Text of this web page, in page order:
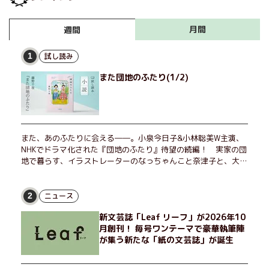
週間 月間
1 試し読み
また団地のふたり(1/2)
また、あのふたりに会える――。小泉今日子&小林聡美W主演、
NHKでドラマ化された『団地のふたり』待望の続編！ 実家の団
地で暮らす、イラストレーターのなっちゃんこと奈津子と、大学
げたり、部屋でふたりだけの「台湾映画祭」を催したり。50代
独身、幼なじみの変わらぬ友情とささやかな幸せの日々を描く。
2 ニュース
新文芸誌「Leaf リーフ」が2026年10
月創刊！ 毎号ワンテーマで豪華執筆陣
が集う新たな「紙の文芸誌」が誕生